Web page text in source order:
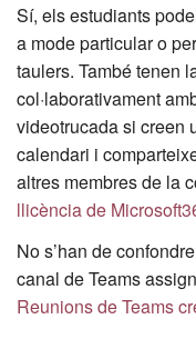
Sí, els estudiants
a mode particular o
taulers. També tenen
col·laborativament
videotrucada si creen
calendari i
altres membres de la
llicència de
No s’han de
canal de Teams
Reunions de Teams